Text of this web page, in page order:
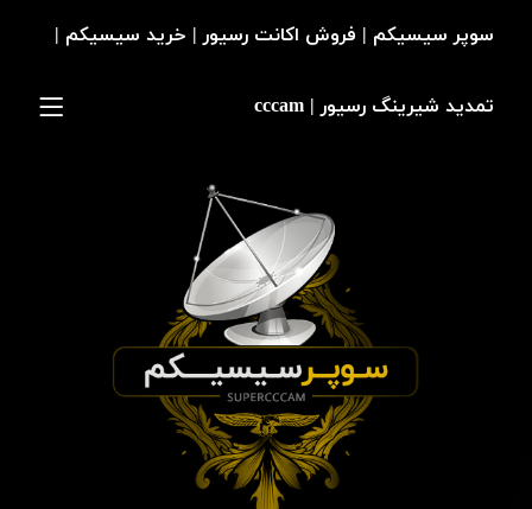
سوپر سیسیکم | فروش اکانت رسیور | خرید سیسیکم |
تمدید شیرینگ رسیور | cccam